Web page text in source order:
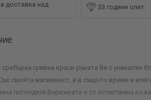
доставка над
33 години опит
сребърна гривна краси ръката Ви с уникален
своята масивност, а в същото време и
погледите.Верижката е от естествена